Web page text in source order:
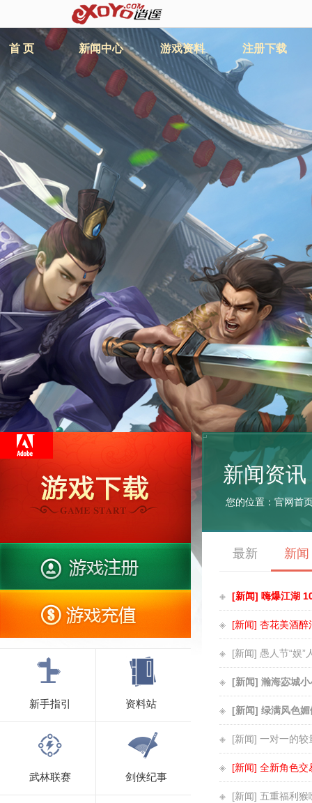
首 页 新闻中心 游戏资料 注册下载
新手指引 资料站
武林联赛 剑侠纪事
新闻资讯
您的位置： 官网首
最新 新闻
[新闻] 嗨爆江湖
[新闻] 杏花美酒
[新闻] 愚人节“娱”
[新闻] 瀚海宓城
[新闻] 绿满风色
[新闻] 一对一的
[新闻] 全新角色
[新闻] 五重福利